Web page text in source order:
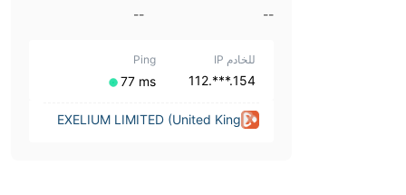
--
--
للخادم IP
154.***.112
Ping
⁦77 ms⁩
EXELIUM LIMITED (United King